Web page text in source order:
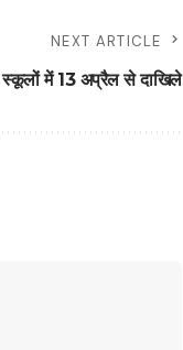
NEXT ARTICLE
स्कूलों में 13 अप्रैल से दाखिले